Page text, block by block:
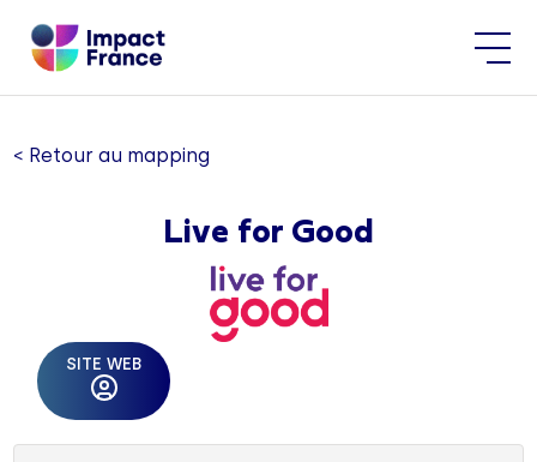
< Retour au mapping
Live for Good
SITE WEB